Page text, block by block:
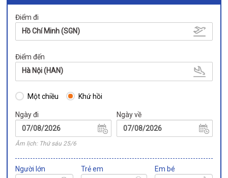
Điểm đi
Hồ Chí Minh (SGN)
Điểm đến
Hà Nội (HAN)
Một chiều Khứ hồi
Ngày đi
Âm lịch: Thứ sáu 25/6
Ngày về
Người lớn Trẻ em Em bé